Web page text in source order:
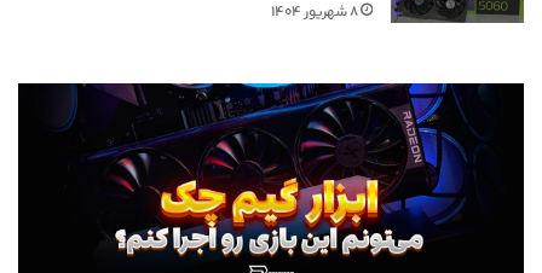
۸ شهریور ۱۴۰۴